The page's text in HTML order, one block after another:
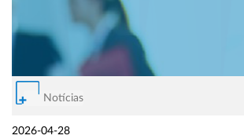
Notícias
2026-04-28